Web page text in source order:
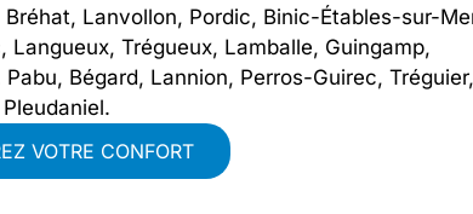
Bréhat, Lanvollon, Pordic, Binic-Étables-sur-
Langueux, Trégueux, Lamballe, Guingamp,
Pabu, Bégard, Lannion, Perros-Guirec, Tréguier,
VOTRE CONFORT